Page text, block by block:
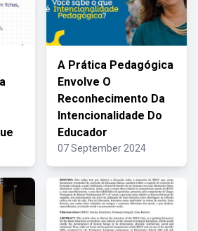
A Prática Pedagógica
Envolve O
Reconhecimento Da
Intencionalidade Do
Educador
07 September 2024